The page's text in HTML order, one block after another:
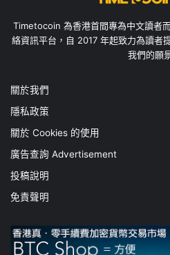
Timetocoin 為香港首間專為中文讀者
絡資訊平台，自 2017 年起致力為讀者
我們的願
關於我們
隱私政策
關於 Cookies 的使用
廣告查詢 Advertisement
投稿說明
免責聲明